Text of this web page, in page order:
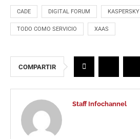
CADE DIGITAL FORUM KASPERSKY
TODO COMO SERVICIO XAAS
COMPARTIR
Staff Infochannel